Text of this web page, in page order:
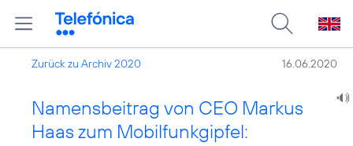
Zurück zu Archiv 2020 16.06.2020
Namensbeitrag von CEO Markus
Haas zum Mobilfunkgipfel: